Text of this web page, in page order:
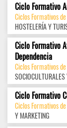
Ciclo Formativo
Ciclos Formativos
HOSTELERÍA Y
Ciclo Formativo
Dependencia
Ciclos Formativos
Ciclo Formativo
Ciclos Formativos
Y MARKETING